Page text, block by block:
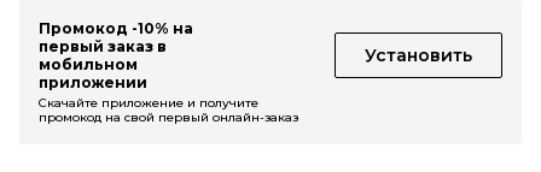
Промокод -10% на
первый заказ в
мобильном
приложении
Установить
Скачайте приложение и получите
промокод на свой первый онлайн-заказ